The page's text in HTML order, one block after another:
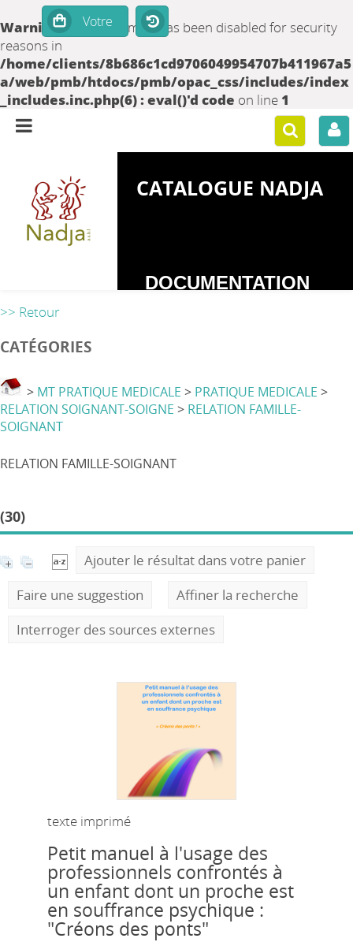
Warning: set_time_limit() has been disabled for security
reasons in
/home/clients/8b686c1cd9706049954707b411967a5
a/web/pmb/htdocs/pmb/opac_css/includes/index
_includes.inc.php(6) : eval()'d code on line 1
CATALOGUE NADJA
DOCUMENTATION
>> Retour
CATÉGORIES
> MT PRATIQUE MEDICALE > PRATIQUE MEDICALE >
RELATION SOIGNANT-SOIGNE > RELATION FAMILLE-
SOIGNANT
RELATION FAMILLE-SOIGNANT
(30)
Ajouter le résultat dans votre panier
Faire une suggestion
Affiner la recherche
Interroger des sources externes
texte imprimé
Petit manuel à l'usage des
professionnels confrontés à
un enfant dont un proche est
en souffrance psychique :
"Créons des ponts"